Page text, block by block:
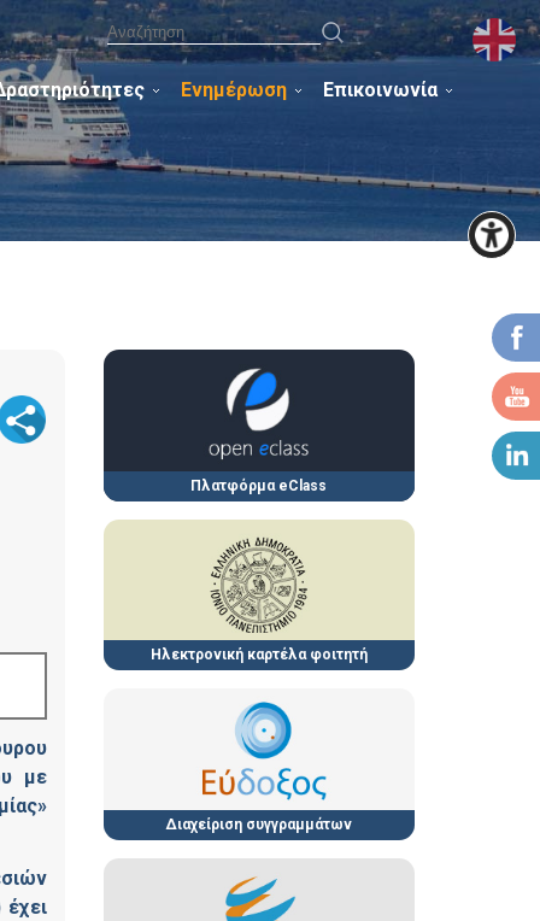
Ενημέρωση Επικοινωνία
με
Πλατφόρμα eClass
Ηλεκτρονική καρτέλα φοιτητή
Διαχείριση συγγραμμάτων